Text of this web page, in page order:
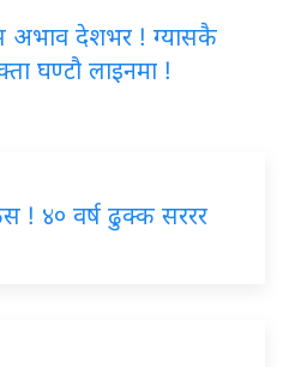
अभाव देशभर ! ग्यासकै
घण्टौ लाइनमा !
! ४० वर्ष ढुक्क सररर